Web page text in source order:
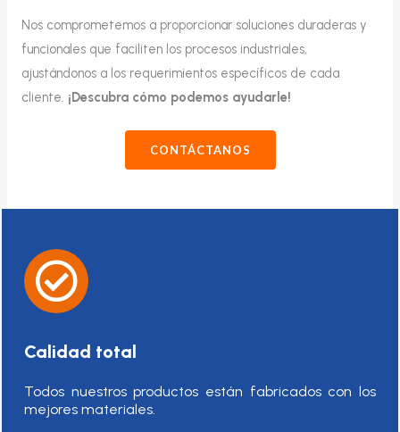
Nos comprometemos a proporcionar soluciones duraderas y
funcionales que faciliten los procesos industriales,
ajustándonos a los requerimientos específicos de cada
cliente. ¡Descubra cómo podemos ayudarle!
CONTÁCTANOS
Calidad total
Todos nuestros productos están fabricados con los
mejores materiales.